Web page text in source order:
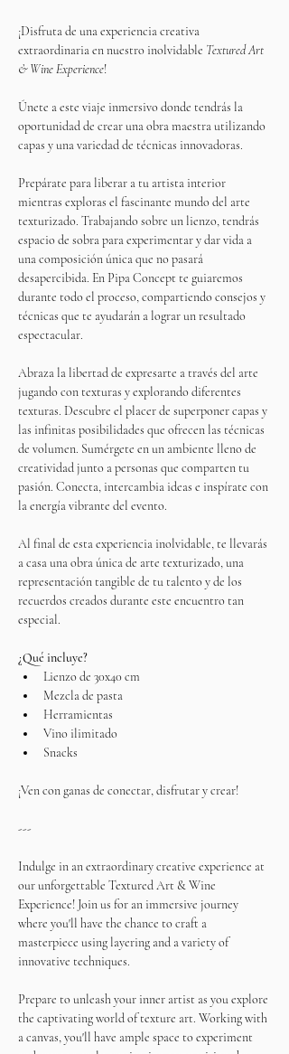
¡Disfruta de una experiencia creativa
extraordinaria en nuestro inolvidable Textured Art
& Wine Experience!
Únete a este viaje inmersivo donde tendrás la
oportunidad de crear una obra maestra utilizando
capas y una variedad de técnicas innovadoras.
Prepárate para liberar a tu artista interior
mientras exploras el fascinante mundo del arte
texturizado. Trabajando sobre un lienzo, tendrás
espacio de sobra para experimentar y dar vida a
una composición única que no pasará
desapercibida. En Pipa Concept te guiaremos
durante todo el proceso, compartiendo consejos y
técnicas que te ayudarán a lograr un resultado
espectacular.
Abraza la libertad de expresarte a través del arte
jugando con texturas y explorando diferentes
texturas. Descubre el placer de superponer capas y
las infinitas posibilidades que ofrecen las técnicas
de volumen. Sumérgete en un ambiente lleno de
creatividad junto a personas que comparten tu
pasión. Conecta, intercambia ideas e inspírate con
la energía vibrante del evento.
Al final de esta experiencia inolvidable, te llevarás
a casa una obra única de arte texturizado, una
representación tangible de tu talento y de los
recuerdos creados durante este encuentro tan
especial.
¿Qué incluye?
Lienzo de 30x40 cm
Mezcla de pasta
Herramientas
Vino ilimitado
Snacks
¡Ven con ganas de conectar, disfrutar y crear!
---
Indulge in an extraordinary creative experience at
our unforgettable Textured Art & Wine
Experience! Join us for an immersive journey
where you'll have the chance to craft a
masterpiece using layering and a variety of
innovative techniques.
Prepare to unleash your inner artist as you explore
the captivating world of texture art. Working with
a canvas, you'll have ample space to experiment